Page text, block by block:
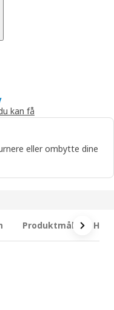
kan få
eller ombytte dine
Produktmål